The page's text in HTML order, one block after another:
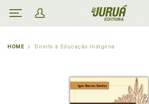
HOME Direito à Educação Indígena